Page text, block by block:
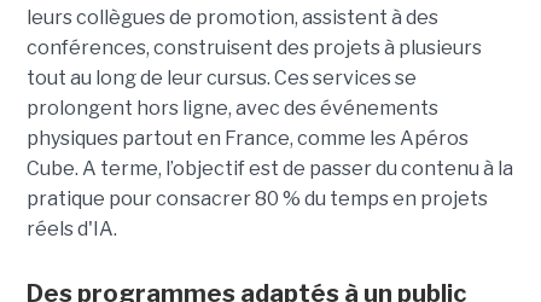
leurs collègues de promotion, assistent à des
conférences, construisent des projets à plusieurs
tout au long de leur cursus. Ces services se
prolongent hors ligne, avec des événements
physiques partout en France, comme les Apéros
Cube. A terme, l’objectif est de passer du contenu à la
pratique pour consacrer 80 % du temps en projets
réels d'IA.
Des programmes adaptés à un public